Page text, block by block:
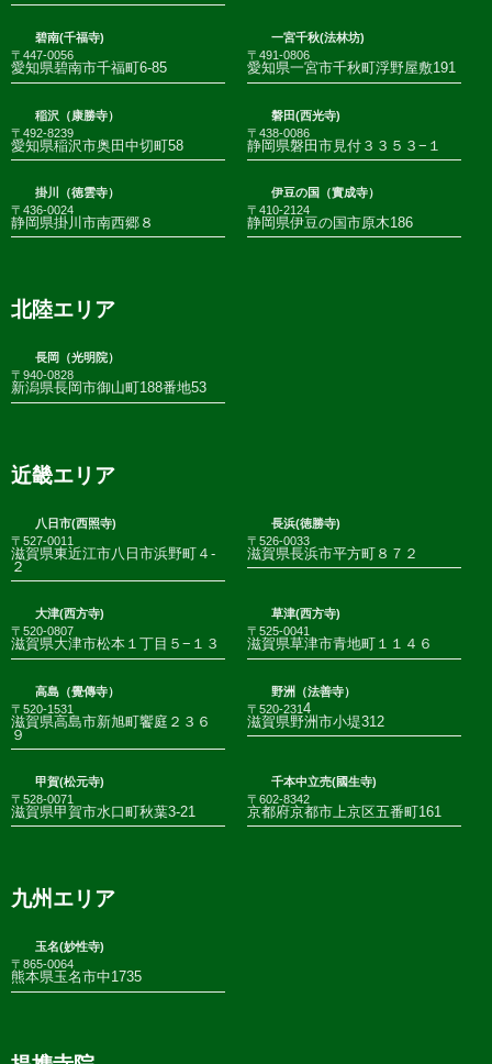
碧南(千福寺)
〒447-0056
愛知県碧南市千福町6-85
一宮千秋(法林坊)
〒491-0806
愛知県一宮市千秋町浮野屋敷191
稲沢（康勝寺）
〒492-8239
愛知県稲沢市奥田中切町58
磐田(西光寺)
〒438-0086
静岡県磐田市見付３３５３−１
掛川（徳雲寺）
〒436-0024
静岡県掛川市南西郷８
伊豆の国（實成寺）
〒410-2124
静岡県伊豆の国市原木186
北陸エリア
長岡（光明院）
〒940-0828
新潟県長岡市御山町188番地53
近畿エリア
八日市(西照寺)
〒527-0011
滋賀県東近江市八日市浜野町４-
２
長浜(徳勝寺)
〒526-0033
滋賀県長浜市平方町８７２
大津(西方寺)
〒520-0807
滋賀県大津市松本１丁目５−１３
草津(西方寺)
〒525-0041
滋賀県草津市青地町１１４６
高島（覺傳寺）
〒520-1531
滋賀県高島市新旭町饗庭２３６
９
野洲（法善寺）
〒520-2314
滋賀県野洲市小堤312
甲賀(松元寺)
〒528-0071
滋賀県甲賀市水口町秋葉3-21
千本中立売(國生寺)
〒602-8342
京都府京都市上京区五番町161
九州エリア
玉名(妙性寺)
〒865-0064
熊本県玉名市中1735